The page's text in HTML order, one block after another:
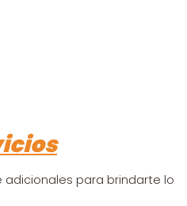
adicionales para brindarte lo